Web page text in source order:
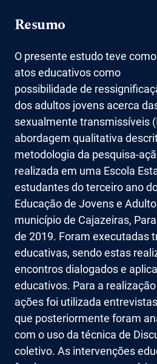
Resumo
O presente estudo teve
atos educativos como
possibilidade de
dos adultos jovens acerca
sexualmente transmissíveis
abordagem qualitativa
metodologia da pesquisa-
realizada em uma Escola
estudantes do terceiro ano
Educação de Jovens e
município de Cajazeiras,
de 2019. Foram executadas
educativas, sendo estas
encontros dialogados e
educativos. Para a
ações foi utilizada
que posteriormente foram
com o uso da técnica de
coletivo. As intervenções